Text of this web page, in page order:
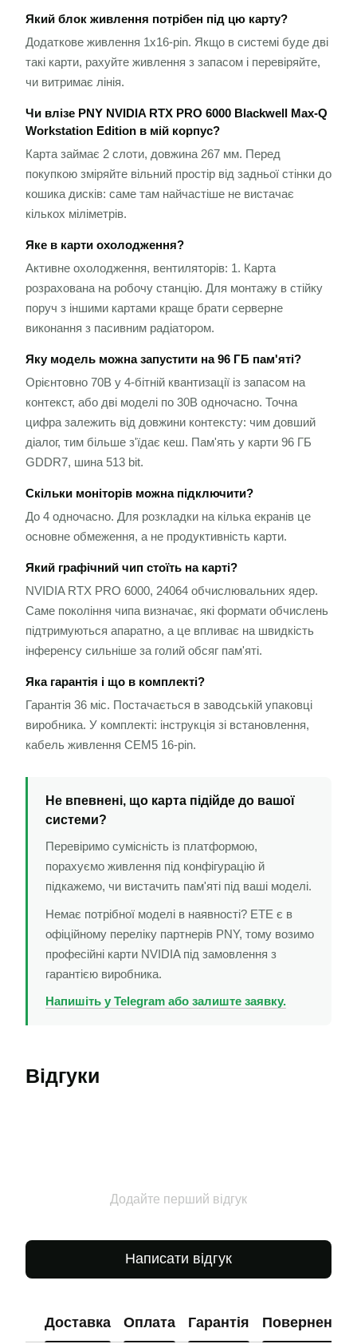
Який блок живлення потрібен під цю карту?
Додаткове живлення 1x16-pin. Якщо в системі буде дві
такі карти, рахуйте живлення з запасом і перевіряйте,
чи витримає лінія.
Чи влізе PNY NVIDIA RTX PRO 6000 Blackwell Max-Q
Workstation Edition в мій корпус?
Карта займає 2 слоти, довжина 267 мм. Перед
покупкою зміряйте вільний простір від задньої стінки до
кошика дисків: саме там найчастіше не вистачає
кількох міліметрів.
Яке в карти охолодження?
Активне охолодження, вентиляторів: 1. Карта
розрахована на робочу станцію. Для монтажу в стійку
поруч з іншими картами краще брати серверне
виконання з пасивним радіатором.
Яку модель можна запустити на 96 ГБ пам'яті?
Орієнтовно 70B у 4-бітній квантизації із запасом на
контекст, або дві моделі по 30B одночасно. Точна
цифра залежить від довжини контексту: чим довший
діалог, тим більше з'їдає кеш. Пам'ять у карти 96 ГБ
GDDR7, шина 513 bit.
Скільки моніторів можна підключити?
До 4 одночасно. Для розкладки на кілька екранів це
основне обмеження, а не продуктивність карти.
Який графічний чип стоїть на карті?
NVIDIA RTX PRO 6000, 24064 обчислювальних ядер.
Саме покоління чипа визначає, які формати обчислень
підтримуються апаратно, а це впливає на швидкість
інференсу сильніше за голий обсяг пам'яті.
Яка гарантія і що в комплекті?
Гарантія 36 міс. Постачається в заводській упаковці
виробника. У комплекті: інструкція зі встановлення,
кабель живлення CEM5 16-pin.
Не впевнені, що карта підійде до вашої
системи?
Перевіримо сумісність із платформою,
порахуємо живлення під конфігурацію й
підкажемо, чи вистачить пам'яті під ваші моделі.
Немає потрібної моделі в наявності? ETE є в
офіційному переліку партнерів PNY, тому возимо
професійні карти NVIDIA під замовлення з
гарантією виробника.
Напишіть у Telegram або залиште заявку.
Відгуки
Додайте перший відгук
Написати відгук
Доставка Оплата Гарантія Повернення